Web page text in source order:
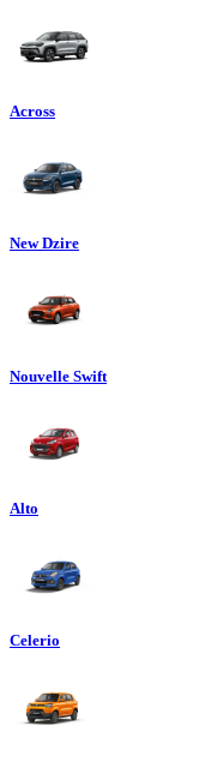
Across
New Dzire
Nouvelle Swift
Alto
Celerio